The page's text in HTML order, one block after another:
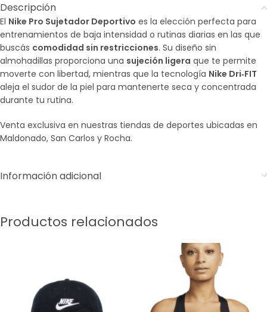
Descripción
El Nike Pro Sujetador Deportivo es la elección perfecta para
entrenamientos de baja intensidad o rutinas diarias en las que
buscás comodidad sin restricciones. Su diseño sin
almohadillas proporciona una sujeción ligera que te permite
moverte con libertad, mientras que la tecnología Nike Dri‑FIT
aleja el sudor de la piel para mantenerte seca y concentrada
durante tu rutina.
Venta exclusiva en nuestras tiendas de deportes ubicadas en
Maldonado, San Carlos y Rocha.
Información adicional
Productos relacionados